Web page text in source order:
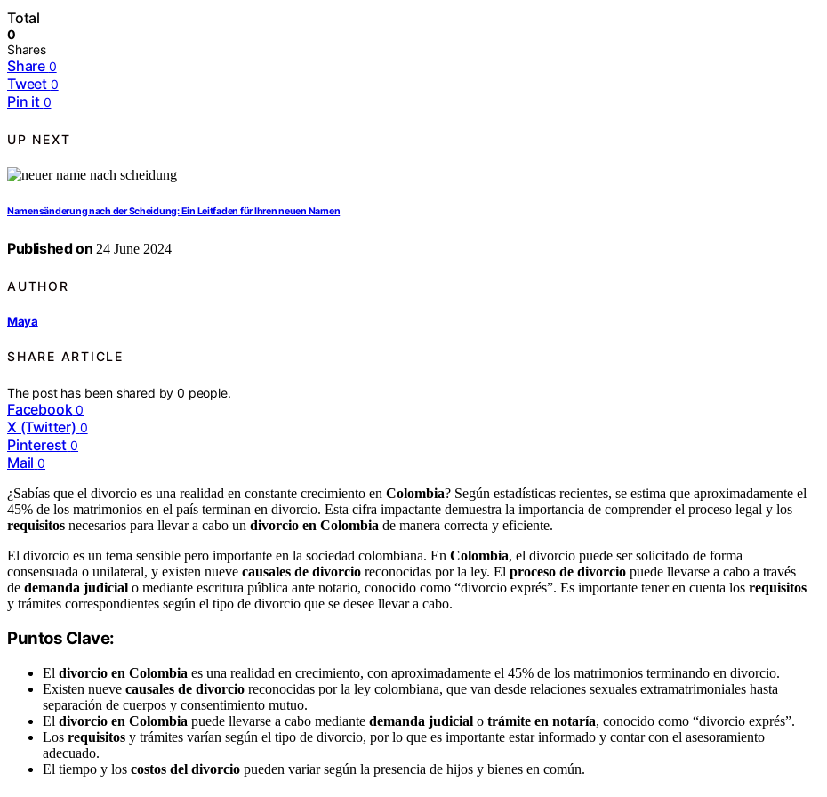
Total
0
Shares
Share 0
Tweet 0
Pin it 0
UP NEXT
Namensänderung nach der Scheidung: Ein Leitfaden für Ihren neuen Namen
Published on 24 June 2024
AUTHOR
Maya
SHARE ARTICLE
The post has been shared by0 people.
Facebook 0
X (Twitter) 0
Pinterest 0
Mail 0
¿Sabías que el divorcio es una realidad en constante crecimiento en Colombia? Según estadísticas recientes, se estima que aproximadamente el
45% de los matrimonios en el país terminan en divorcio. Esta cifra impactante demuestra la importancia de comprender el proceso legal y los
requisitos necesarios para llevar a cabo un divorcio en Colombia de manera correcta y eficiente.
El divorcio es un tema sensible pero importante en la sociedad colombiana. En Colombia, el divorcio puede ser solicitado de forma
consensuada o unilateral, y existen nueve causales de divorcio reconocidas por la ley. El proceso de divorcio puede llevarse a cabo a través
de demanda judicial o mediante escritura pública ante notario, conocido como “divorcio exprés”. Es importante tener en cuenta los requisitos
y trámites correspondientes según el tipo de divorcio que se desee llevar a cabo.
Puntos Clave:
El divorcio en Colombia es una realidad en crecimiento, con aproximadamente el 45% de los matrimonios terminando en divorcio.
Existen nueve causales de divorcio reconocidas por la ley colombiana, que van desde relaciones sexuales extramatrimoniales hasta
separación de cuerpos y consentimiento mutuo.
El divorcio en Colombia puede llevarse a cabo mediante demanda judicial o trámite en notaría, conocido como “divorcio exprés”.
Los requisitos y trámites varían según el tipo de divorcio, por lo que es importante estar informado y contar con el asesoramiento
adecuado.
El tiempo y los costos del divorcio pueden variar según la presencia de hijos y bienes en común.